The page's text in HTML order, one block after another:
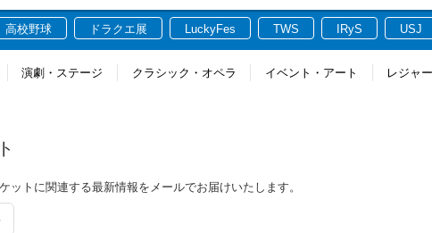
高校野球 ドラクエ展 LuckyFes TWS IRyS USJ
演劇・ステージ クラシック・オペラ イベント・アート レジャー
ットに関連する最新情報をメールでお届けいたします。